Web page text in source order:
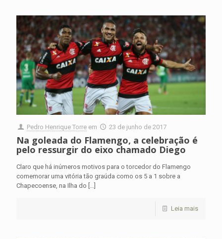
Pedro Henrique Torre em 23 de junho de 2017
Na goleada do Flamengo, a celebração é
pelo ressurgir do eixo chamado Diego
Claro que há inúmeros motivos para o torcedor do Flamengo
comemorar uma vitória tão graúda como os 5 a 1 sobre a
Chapecoense, na Ilha do […]
Leia mais